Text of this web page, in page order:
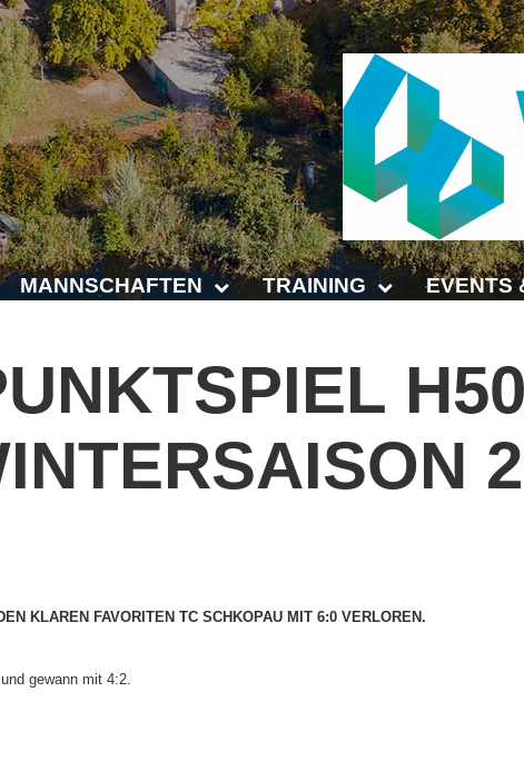
MANNSCHAFTEN
Punktspiele Wintersaison 2025/2026
Erwachsene
Jugend
TRAINING
Trainer
Platz buchen
Kinder- und Jugendtraining
EVENTS
4-Städte-
5.
H50
KLAREN FAVORITEN TC SCHKOPAU MIT 6:0 VERLOREN.
gewann mit 4:2.